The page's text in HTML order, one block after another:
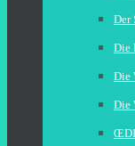
Der
Die
Die
Die